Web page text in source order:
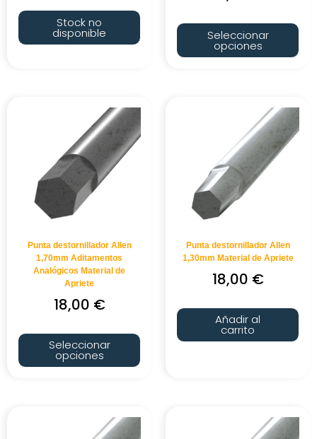
Stock no
disponible Seleccionar
opciones
Punta destornillador Allen
1,70mm Aditamentos
Analógicos Material de
Apriete
18,00 €
Seleccionar
opciones
Punta destornillador Allen
1,30mm Material de Apriete
18,00 €
Añadir al
carrito